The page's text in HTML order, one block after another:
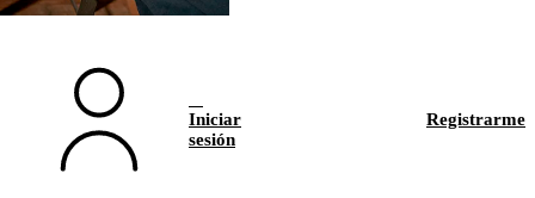
Iniciar
sesión
Registrarme